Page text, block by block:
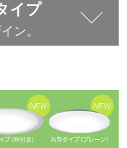
イプ
ン。